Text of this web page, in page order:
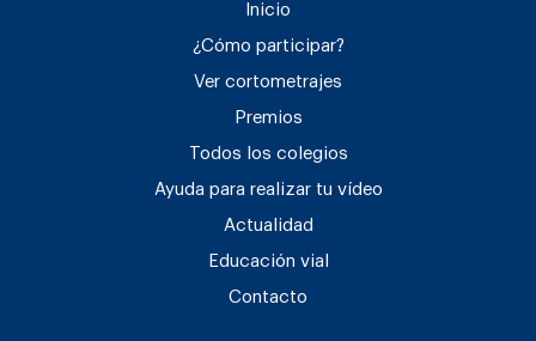
Inicio
¿Cómo participar?
Ver cortometrajes
Premios
Todos los colegios
Ayuda para realizar tu vídeo
Actualidad
Educación vial
Contacto